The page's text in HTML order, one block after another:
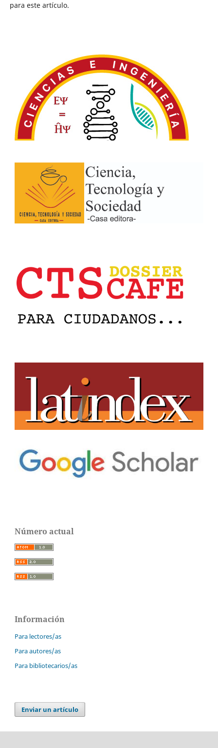
para este artículo.
Número actual
Información
Para lectores/as
Para autores/as
Para bibliotecarios/as
Enviar un artículo